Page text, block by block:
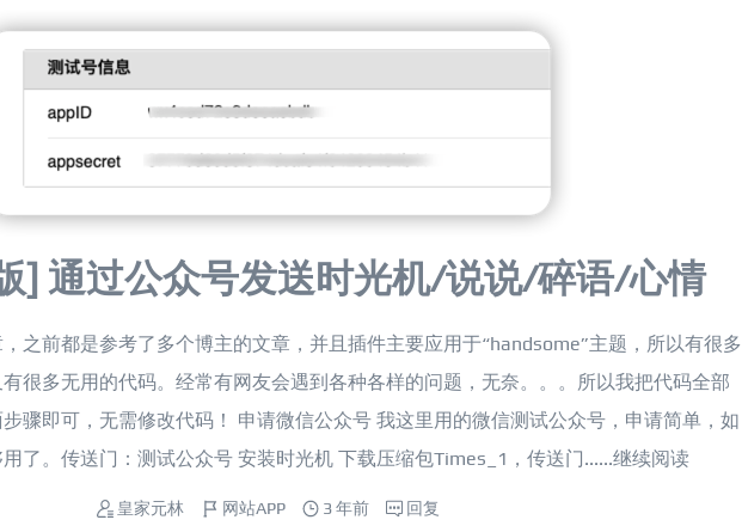
] 通过公众号发送时光机/说说/碎语/心情
之前都是参考了多个博主的文章，并且插件主要应用于“handsome”主题，所以有很多
很多无用的代码。经常有网友会遇到各种各样的问题，无奈。。。所以我把代码全部
骤即可，无需修改代码！ 申请微信公众号 我这里用的微信测试公众号，申请简单，如
了。传送门：测试公众号 安装时光机 下载压缩包Times_1，传送门......继续阅读
皇家元林 网站APP 3 年前 回复